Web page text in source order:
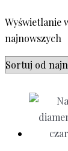
Wyświetlanie
najnowszych